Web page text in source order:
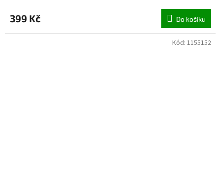
399 Kč Do košíku
Kód: 1155152